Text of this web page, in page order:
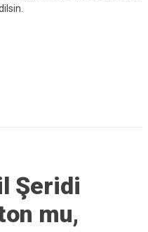
Şeridi
mu,